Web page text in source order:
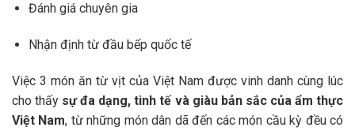
Đánh giá chuyên gia
Nhận định từ đầu bếp quốc tế
Việc 3 món ăn từ vịt của Việt Nam được vinh danh cùng lúc
cho thấy sự đa dạng, tinh tế và giàu bản sắc của ẩm thực
Việt Nam, từ những món dân dã đến các món cầu kỳ đều có